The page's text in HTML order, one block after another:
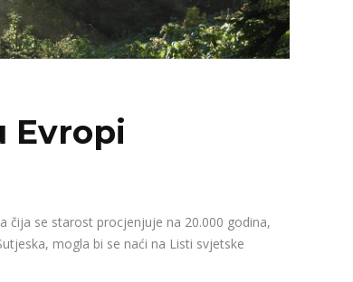
Evropi
čija se starost procjenjuje na 20.000 godina,
mogla bi se naći na Listi svjetske